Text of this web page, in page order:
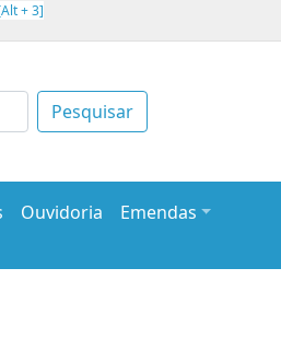
+ 3]
Pesquisar
Ouvidoria Emendas